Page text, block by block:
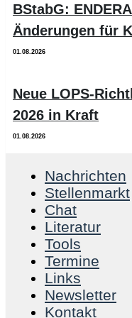
BStabG:
Änderungen für
01.08.2026
Neue LOPS-
2026 in Kraft
01.08.2026
Nachrichten
Stellenmarkt
Chat
Literatur
Tools
Termine
Links
Newsletter
Kontakt